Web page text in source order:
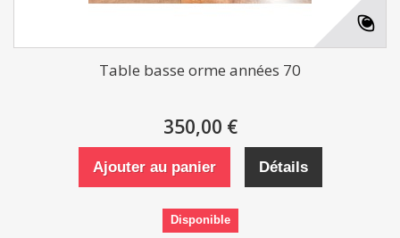
Table basse orme années 70
350,00 €
Ajouter au panier Détails
Disponible